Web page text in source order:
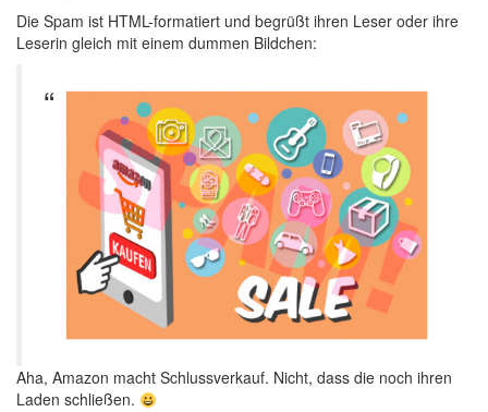
Die Spam ist HTML-formatiert und begrüßt ihren Leser oder ihre
Leserin gleich mit einem dummen Bildchen:
Aha, Amazon macht Schlussverkauf. Nicht, dass die noch ihren
Laden schließen.